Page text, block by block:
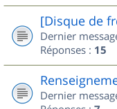
[Disque de
Dernier
Réponses : 15
Dernier